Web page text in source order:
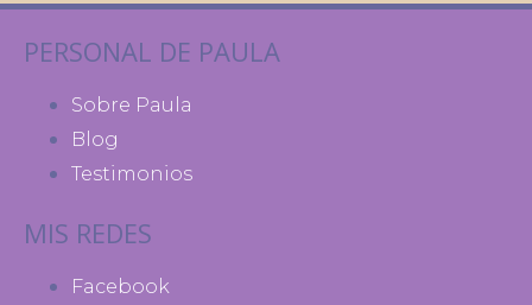
PERSONAL DE PAULA
Sobre Paula
Blog
Testimonios
MIS REDES
Facebook